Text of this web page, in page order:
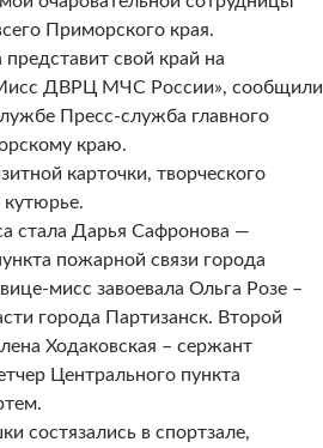
Приморского края.
свой край на
ДВРЦ МЧС России», сообщили
Пресс-служба главного
краю.
карточки, творческого
кутюрье.
стала Дарья Сафронова —
пожарной связи города
мисс завоевала Ольга Розе –
города Партизанск. Второй
Ходаковская – сержант
Центрального пункта
состязались в спортзале,